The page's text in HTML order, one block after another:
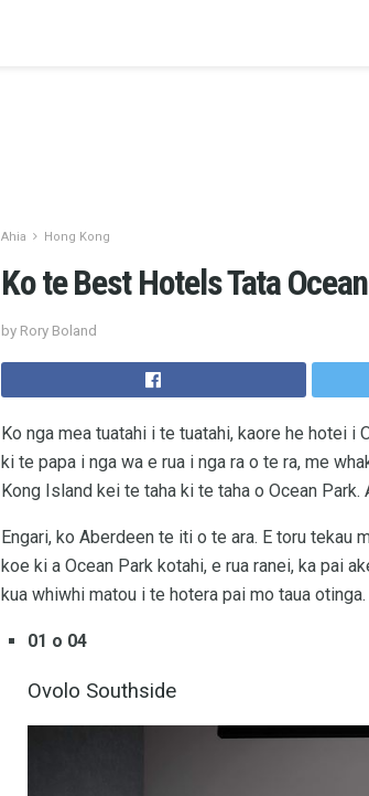
Ahia Hong Kong
Ko te Best Hotels Tata
by Rory Boland
Ko nga mea tuatahi i te tuatahi, kaore he hotei
ki te papa i nga wa e rua i nga ra o te ra, me
Kong Island kei te taha ki te taha o Ocean
Engari, ko Aberdeen te iti o te ara. E toru tekau
koe ki a Ocean Park kotahi, e rua ranei, ka pai
kua whiwhi matou i te hotera pai mo taua otinga.
01 o 04
Ovolo Southside